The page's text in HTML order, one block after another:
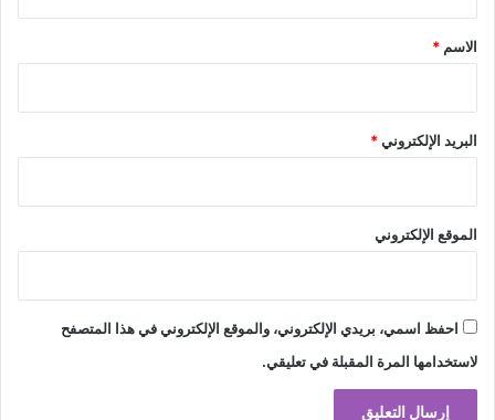
*
الاسم *
البريد الإلكتروني*
الموقع الإلكتروني
احفظ اسمي، بريدي الإلكتروني، والموقع الإلكتروني في هذا المتصفح
لاستخدامها المرة المقبلة في تعليقي.